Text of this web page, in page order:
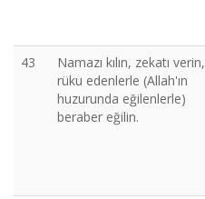
43
Namazı kılın, zekatı verin,
rüku edenlerle (Allah'ın
huzurunda eğilenlerle)
beraber eğilin.